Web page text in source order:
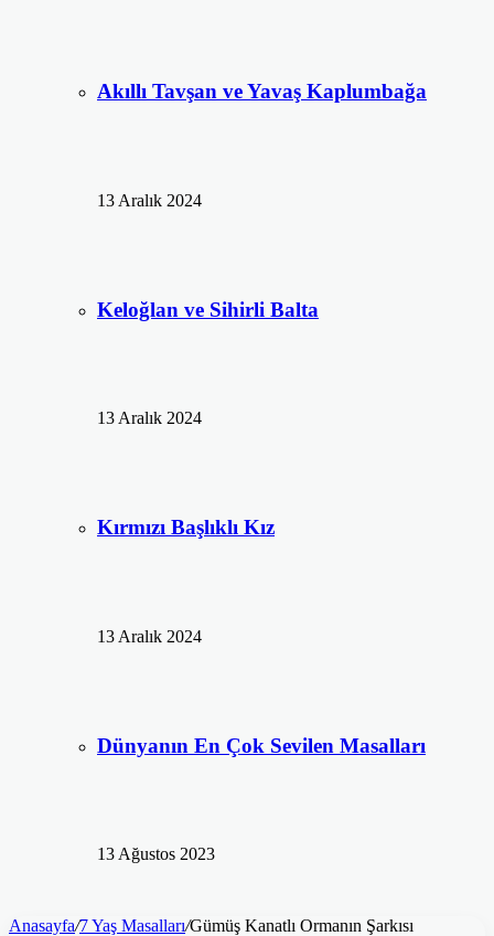
Akıllı Tavşan ve Yavaş Kaplumbağa
13 Aralık 2024
Keloğlan ve Sihirli Balta
13 Aralık 2024
Kırmızı Başlıklı Kız
13 Aralık 2024
Dünyanın En Çok Sevilen Masalları
13 Ağustos 2023
Anasayfa/7 Yaş Masalları/Gümüş Kanatlı Ormanın Şarkısı